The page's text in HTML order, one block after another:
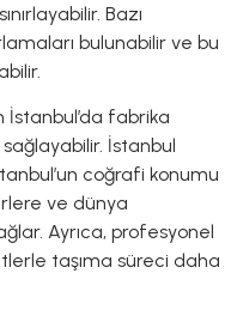
Bazı
bulunabilir ve bu
fabrika
sağlayabilir. İstanbul
coğrafi konumu
ve dünya
Ayrıca, profesyonel
taşıma süreci daha